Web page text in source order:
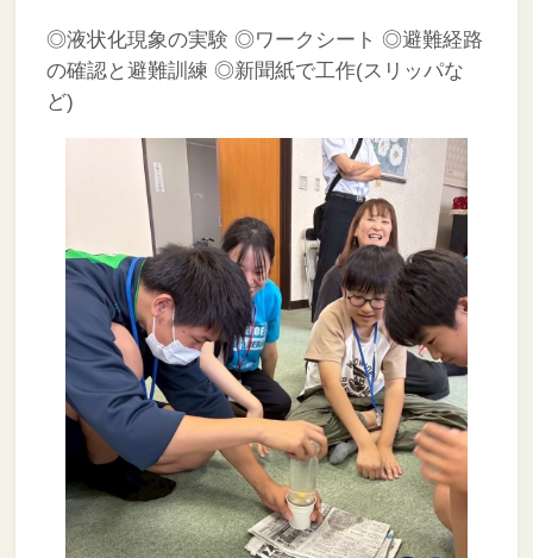
◎液状化現象の実験 ◎ワークシート ◎避難経路
の確認と避難訓練 ◎新聞紙で工作(スリッパな
ど)